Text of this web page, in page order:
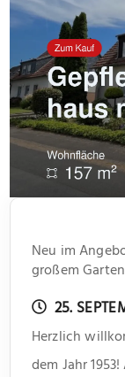
Neu im
großem Garten
25.
Herzlich
dem Jahr